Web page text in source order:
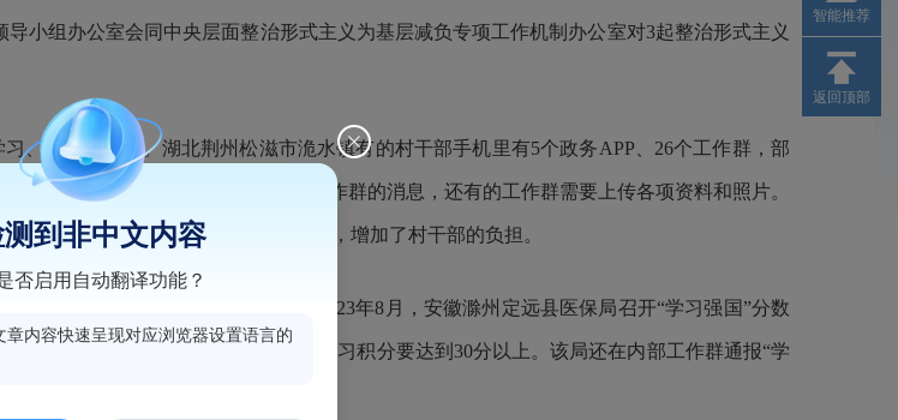
小组办公室会同中央层面整治形式主义为基层减负专项工作机制办公室对3起整治形式主义
留痕负担重。湖北荆州松滋市洈水镇有的村干部手机里有5个政务APP、26个工作群，部
、学习，日常工作中疲于回复各类工作群的消息，还有的工作群需要上传各项资料和照片。
传到政务APP或者工作群，还要填表，增加了村干部的负担。
约谈，引起党员干部抵触情绪。2023年8月，安徽滁州定远县医保局召开“学习强国”分数
他人员学习主动性不强，要求每日学习积分要达到30分以上。该局还在内部工作群通报“学
加了学习负担。
智能推荐
返回顶部
到非中文内容
否启用自动翻译功能？
章内容快速呈现对应浏览器设置语言的